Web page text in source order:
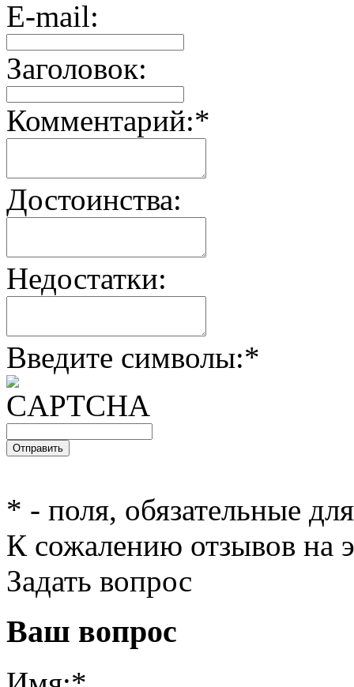
E-mail:
Заголовок:
Комментарий:*
Достоинства:
Недостатки:
Введите символы:*
* - поля, обязательные
К сожалению отзывов на
Задать вопрос
Ваш вопрос